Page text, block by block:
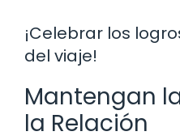
¡Celebrar los
del viaje!
Mantengan
la Relación